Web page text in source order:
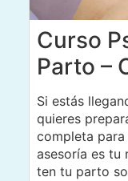
Curso
Parto –
Si estás
quieres
completa
asesoría es tu
ten tu parto